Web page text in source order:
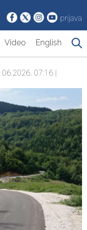
prijava
Video English
07:16 |